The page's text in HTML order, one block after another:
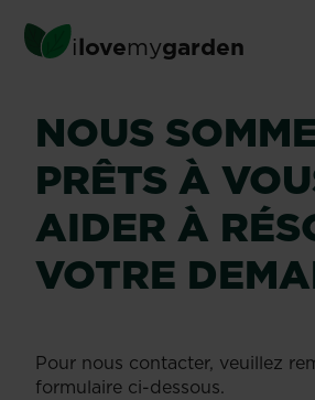
main
ilovemygarden
NOUS
PRÊTS À
AIDER À
VOTRE
Pour nous contacter, veuillez
formulaire ci-dessous.